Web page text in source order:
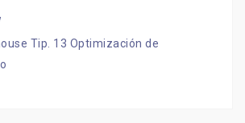
Tip. 13 Optimización de